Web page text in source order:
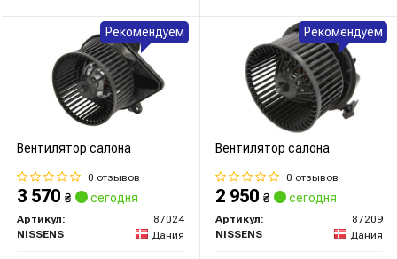
Вентилятор салона
0 отзывов
3 570 ₴ сегодня
Артикул:
87024
NISSENS
Дания
Рекомендуем
Вентилятор салона
0 отзывов
2 950 ₴ сегодня
Артикул:
87209
NISSENS
Дания
Рекомендуем